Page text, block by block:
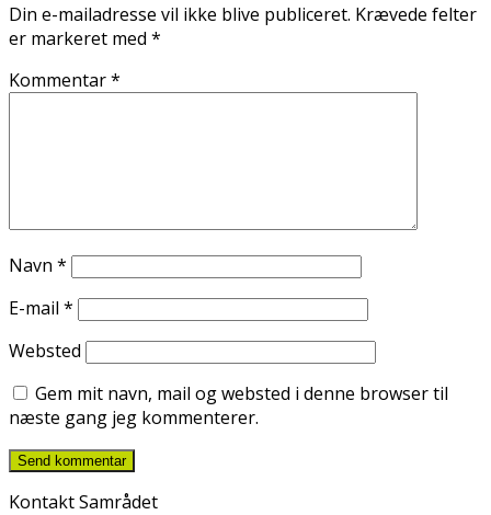
Din e-mailadresse vil ikke blive publiceret. Krævede felter
er markeret med *
Kommentar*
Navn *
E-mail *
Websted
Gem mit navn, mail og websted i denne browser til
næste gang jeg kommenterer.
Kontakt Samrådet